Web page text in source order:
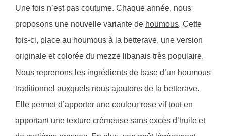
Une fois n’est pas coutume. Chaque année, nous
proposons une nouvelle variante de houmous. Cette
fois-ci, place au houmous à la betterave, une version
originale et colorée du mezze libanais très populaire.
Nous reprenons les ingrédients de base d’un houmous
traditionnel auxquels nous ajoutons de la betterave.
Elle permet d’apporter une couleur rose vif tout en
apportant une texture crémeuse sans excès d’huile et